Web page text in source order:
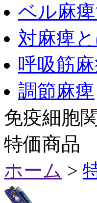
ベル麻
対麻痺
呼吸筋
調節麻痺
免疫細胞
特価商品
ホーム >